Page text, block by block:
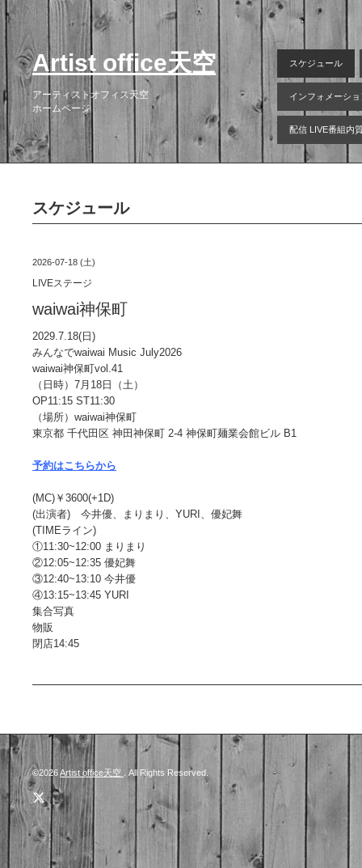
Artist office天空
アーティストオフィス天空
ホームページ
スケジュール
インフォメーショ
配信 LIVE番組内
スケジュール
2026-07-18 (土)
LIVEステージ
waiwai神保町
2029.7.18(日)
みんなでwaiwai Music July2026
waiwai神保町vol.41
（日時）7月18日（土）
OP11:15 ST11:30
（場所）waiwai神保町
東京都 千代田区 神田神保町 2-4 神保町麺業会館ビル B1
予約はこちらから
(MC)￥3600(+1D)
(出演者) 今井優、まりまり、YURI、優妃舞
(TIMEライン)
①11:30~12:00 まりまり
②12:05~12:35 優妃舞
③12:40~13:10 今井優
④13:15~13:45 YURI
集合写真
物販
閉店14:45
©2026Artist office天空 . All Rights Reserved.